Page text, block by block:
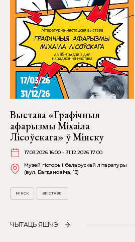
Выстава «Графічныя
афарызмы Міхаіла
Лісоўскага» ў Мінску
17.03.2026 16:00 - 31.12.2026 17:00
Музей гісторыі беларускай літаратуры
(вул. Багдановіча, 13)
МІНСК ВЫСТАВЫ
ЧЫТАЦЬ ЯШЧЭ